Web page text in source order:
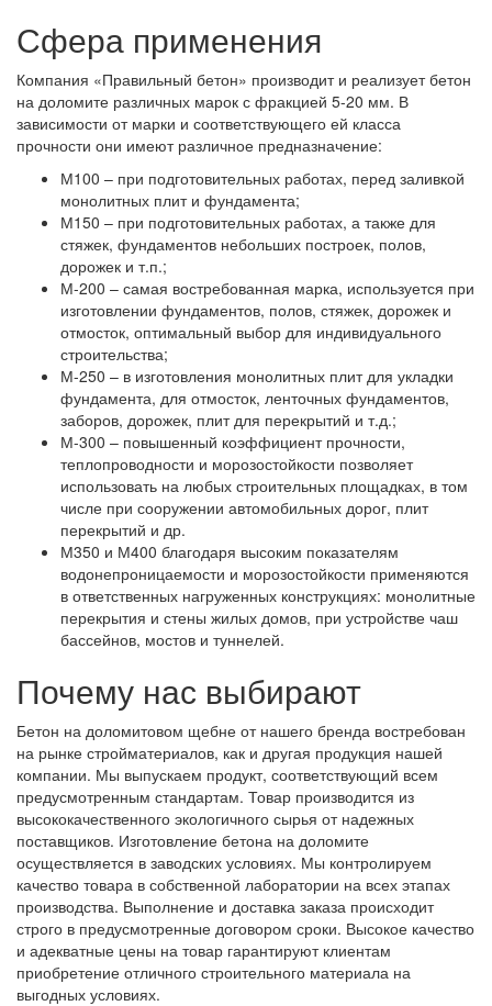
Сфера применения
Компания «Правильный бетон» производит и реализует бетон
на доломите различных марок с фракцией 5-20 мм. В
зависимости от марки и соответствующего ей класса
прочности они имеют различное предназначение:
М100 – при подготовительных работах, перед заливкой
монолитных плит и фундамента;
М150 – при подготовительных работах, а также для
стяжек, фундаментов небольших построек, полов,
дорожек и т.п.;
М-200 – самая востребованная марка, используется при
изготовлении фундаментов, полов, стяжек, дорожек и
отмосток, оптимальный выбор для индивидуального
строительства;
М-250 – в изготовления монолитных плит для укладки
фундамента, для отмосток, ленточных фундаментов,
заборов, дорожек, плит для перекрытий и т.д.;
М-300 – повышенный коэффициент прочности,
теплопроводности и морозостойкости позволяет
использовать на любых строительных площадках, в том
числе при сооружении автомобильных дорог, плит
перекрытий и др.
М350 и М400 благодаря высоким показателям
водонепроницаемости и морозостойкости применяются
в ответственных нагруженных конструкциях: монолитные
перекрытия и стены жилых домов, при устройстве чаш
бассейнов, мостов и туннелей.
Почему нас выбирают
Бетон на доломитовом щебне от нашего бренда востребован
на рынке стройматериалов, как и другая продукция нашей
компании. Мы выпускаем продукт, соответствующий всем
предусмотренным стандартам. Товар производится из
высококачественного экологичного сырья от надежных
поставщиков. Изготовление бетона на доломите
осуществляется в заводских условиях. Мы контролируем
качество товара в собственной лаборатории на всех этапах
производства. Выполнение и доставка заказа происходит
строго в предусмотренные договором сроки. Высокое качество
и адекватные цены на товар гарантируют клиентам
приобретение отличного строительного материала на
выгодных условиях.